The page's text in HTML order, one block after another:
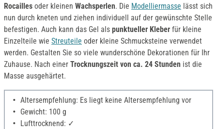
Rocailles oder kleinen Wachsperlen. Die Modelliermasse lässt sich
nun durch kneten und ziehen individuell auf der gewünschte Stelle
befestigen. Auch kann das Gel als punktueller Kleber für kleine
Einzelteile wie Streuteile oder kleine Schmucksteine verwendet
werden. Gestalten Sie so viele wunderschöne Dekorationen für Ihr
Zuhause. Nach einer Trocknungszeit von ca. 24 Stunden ist die
Masse ausgehärtet.
Altersempfehlung: Es liegt keine Altersempfehlung vor
Gewicht: 100 g
Lufttrocknend: ✓